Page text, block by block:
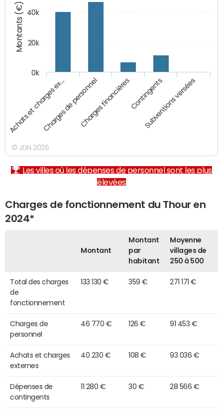
Montants (€)
Achats et charges ex…Charges de personnelCharges financièresContingents
Subventions versées
0k
20k
40k
© JDN 2026
Les villes où les dépenses de personnel sont les plus
élevées
Charges de fonctionnement du Thour en
2024*
Montant
Montant
par
habitant
Moyenne
villages de
250 à 500
Total des charges
de
fonctionnement
133 130 € 359 € 271 171 €
Charges de
personnel
46 770 € 126 € 91 453 €
Achats et charges
externes
40 230 € 108 € 93 036 €
Dépenses de
contingents
11 280 € 30 € 28 566 €